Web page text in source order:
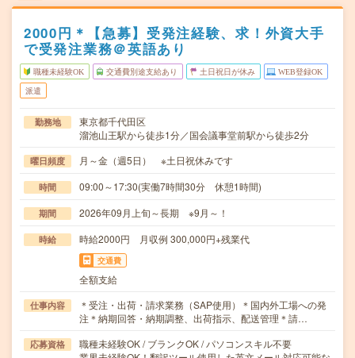
2000円＊【急募】受発注経験、求！外資大手
で受発注業務＠英語あり
職種未経験OK 交通費別途支給あり 土日祝日が休み WEB登録OK
派遣
勤務地
東京都千代田区
溜池山王駅から徒歩1分／国会議事堂前駅から徒歩2分
曜日頻度 月～金（週5日） ※土日祝休みです
時間 09:00～17:30(実働7時間30分 休憩1時間)
期間 2026年09月上旬～長期 ※9月～！
時給 時給2000円 月収例 300,000円+残業代
交通費
全額支給
仕事内容
＊受注・出荷・請求業務（SAP使用）＊国内外工場への発
注＊納期回答・納期調整、出荷指示、配送管理＊請…
応募資格
職種未経験OK / ブランクOK / パソコンスキル不要